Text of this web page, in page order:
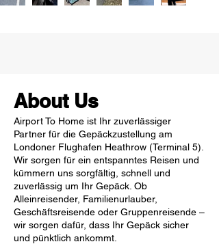
About Us
Airport To Home ist Ihr zuverlässiger
Partner für die Gepäckzustellung am
Londoner Flughafen Heathrow (Terminal 5).
Wir sorgen für ein entspanntes Reisen und
kümmern uns sorgfältig, schnell und
zuverlässig um Ihr Gepäck. Ob
Alleinreisender, Familienurlauber,
Geschäftsreisende oder Gruppenreisende –
wir sorgen dafür, dass Ihr Gepäck sicher
und pünktlich ankommt.